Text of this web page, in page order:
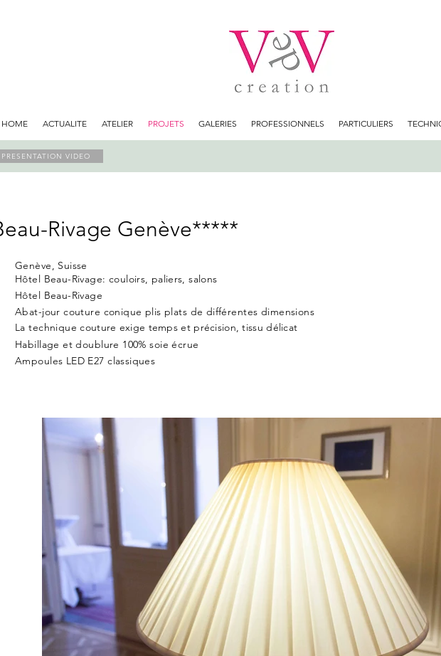
HOME ACTUALITE ATELIER PROJETS GALERIES PROFESSIONNELS PARTICULIERS
PRESENTATION VIDEO
Rivage Genève*****
Genève, Suisse
Hôtel Beau-Rivage: couloirs, paliers, salons
Hôtel Beau-Rivage
Abat-jour couture conique plis plats de différentes dimensions
La techniquecouture exige temps et précision, tissu délicat
Habillage et doublure 100% soie écrue
Ampoules LED E27 classiques